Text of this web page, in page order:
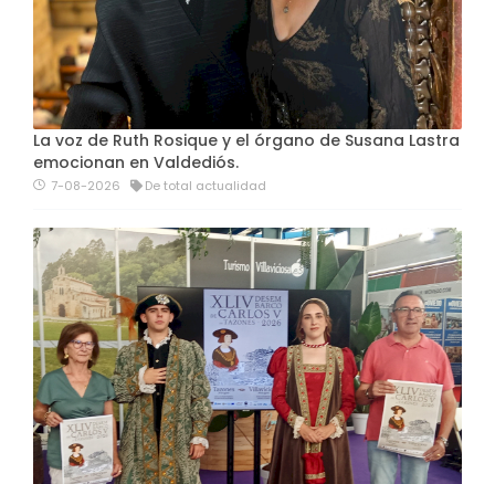
La voz de Ruth Rosique y el órgano de Susana Lastra
emocionan en Valdediós.
7-08-2026 De total actualidad